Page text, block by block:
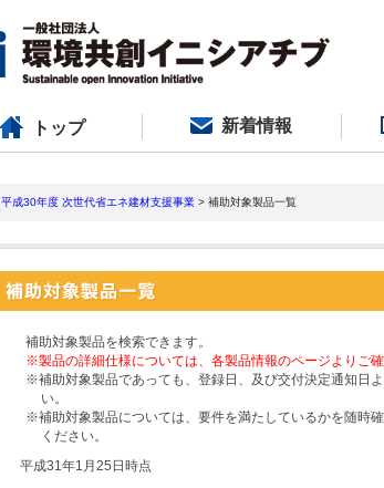
トップ 新着情報
平成30年度 次世代省エネ建材支援事業 > 補助対象製品一覧
補助対象製品を検索できます。
※製品の詳細仕様については、各製品情報のページよりご
※補助対象製品であっても、登録日、及び交付決定通知日
い。
※補助対象製品については、要件を満たしているかを随時
ください。
平成31年1月25日時点